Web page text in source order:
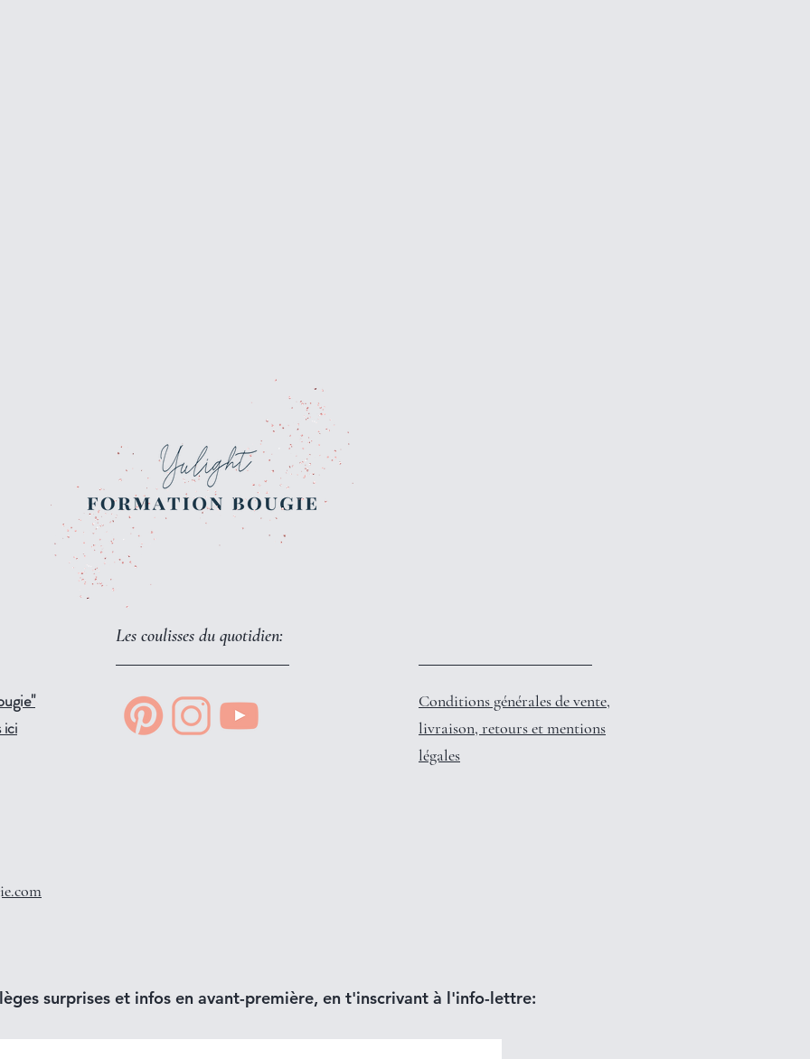
Les coulisses du quotidien:
ici
Conditions générales de vente,
livraison, retours et mentions
légales
surprises et infos en avant-première, en t'inscrivant à l'info-lettre: